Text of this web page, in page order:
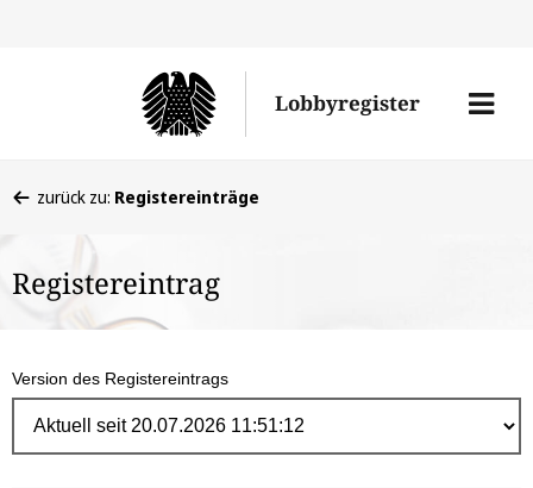
Lobbyregister
Menü
befinden
hier:
zurück zu: Registereinträge
Registereintrag
Version des Registereintrags